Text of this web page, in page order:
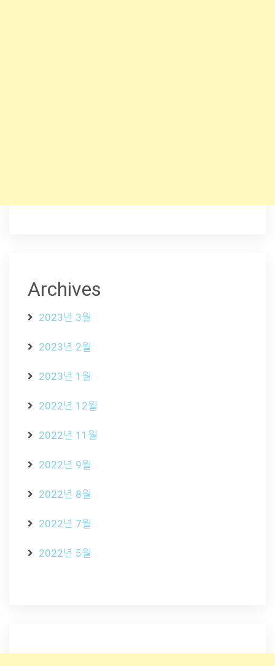
Archives
2023년 3월
2023년 2월
2023년 1월
2022년 12월
2022년 11월
2022년 9월
2022년 8월
2022년 7월
2022년 5월